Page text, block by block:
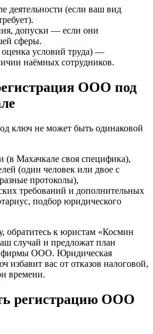
деятельности (если ваш вид
допуски — если они
сферы.
условий труда) —
наёмных сотрудников.
ООО под
ключ не может быть одинаковой
(в Махачкале своя специфика),
(один человек или двое с
протоколы),
требований и дополнительных
подбор юридического
обратитесь к юристам «Космин
случай и предложат план
фирмы ООО. Юридическая
вас от отказов налоговой,
времени.
регистрацию ООО